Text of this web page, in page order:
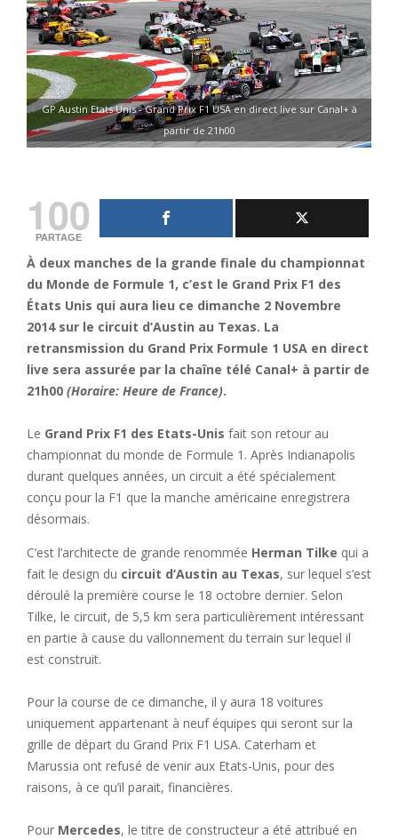
GP Austin Etats Unis - Grand Prix F1 USA en direct live sur Canal+ à
partir de 21h00
100
PARTAGE
À deux manches de la grande finale du championnat
du Monde de Formule 1, c’est le Grand Prix F1 des
États Unis qui aura lieu ce dimanche 2 Novembre
2014 sur le circuit d’Austin au Texas. La
retransmission du Grand Prix Formule 1 USA en direct
live sera assurée par la chaîne télé Canal+ à partir de
21h00 (Horaire: Heure de France).
Le Grand Prix F1 des Etats-Unis fait son retour au
championnat du monde de Formule 1. Après Indianapolis
durant quelques années, un circuit a été spécialement
conçu pour la F1 que la manche américaine enregistrera
désormais.
C’est l’architecte de grande renommée Herman Tilke qui a
fait le design du circuit d’Austin au Texas, sur lequel s’est
déroulé la première course le 18 octobre dernier. Selon
Tilke, le circuit, de 5,5 km sera particulièrement intéressant
en partie à cause du vallonnement du terrain sur lequel il
est construit.
Pour la course de ce dimanche, il y aura 18 voitures
uniquement appartenant à neuf équipes qui seront sur la
grille de départ du Grand Prix F1 USA. Caterham et
Marussia ont refusé de venir aux Etats-Unis, pour des
raisons, à ce qu’il parait, financières.
Pour Mercedes, le titre de constructeur a été attribué en